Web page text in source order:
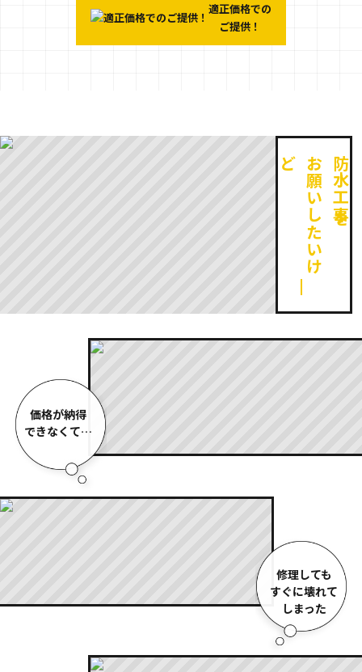
適正価格での
ご提供！
防水工事を
お
願
い
し
た
い
け
ど
価格が納得
できなくて…
修理しても
すぐに壊れて
しまった